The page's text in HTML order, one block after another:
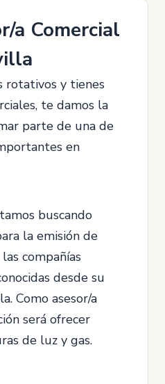
a Comercial
rotativos y tienes
te damos la
parte de una de
en
buscando
la emisión de
compañías
desde su
Como asesor/a
será ofrecer
de luz y gas.